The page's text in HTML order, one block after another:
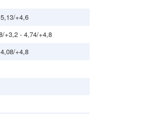
+4,6
+3,2 - 4,74/+4,8
+4,8